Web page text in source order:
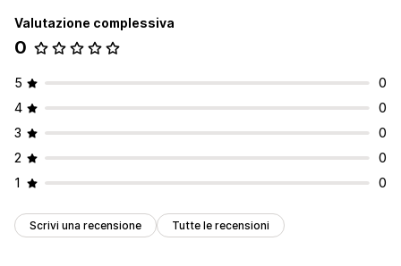
Sincronizzazione automatica dei dati
Valutazione complessiva
0
5
0
4
0
3
0
2
0
1
0
Scrivi una recensione Tutte le recensioni